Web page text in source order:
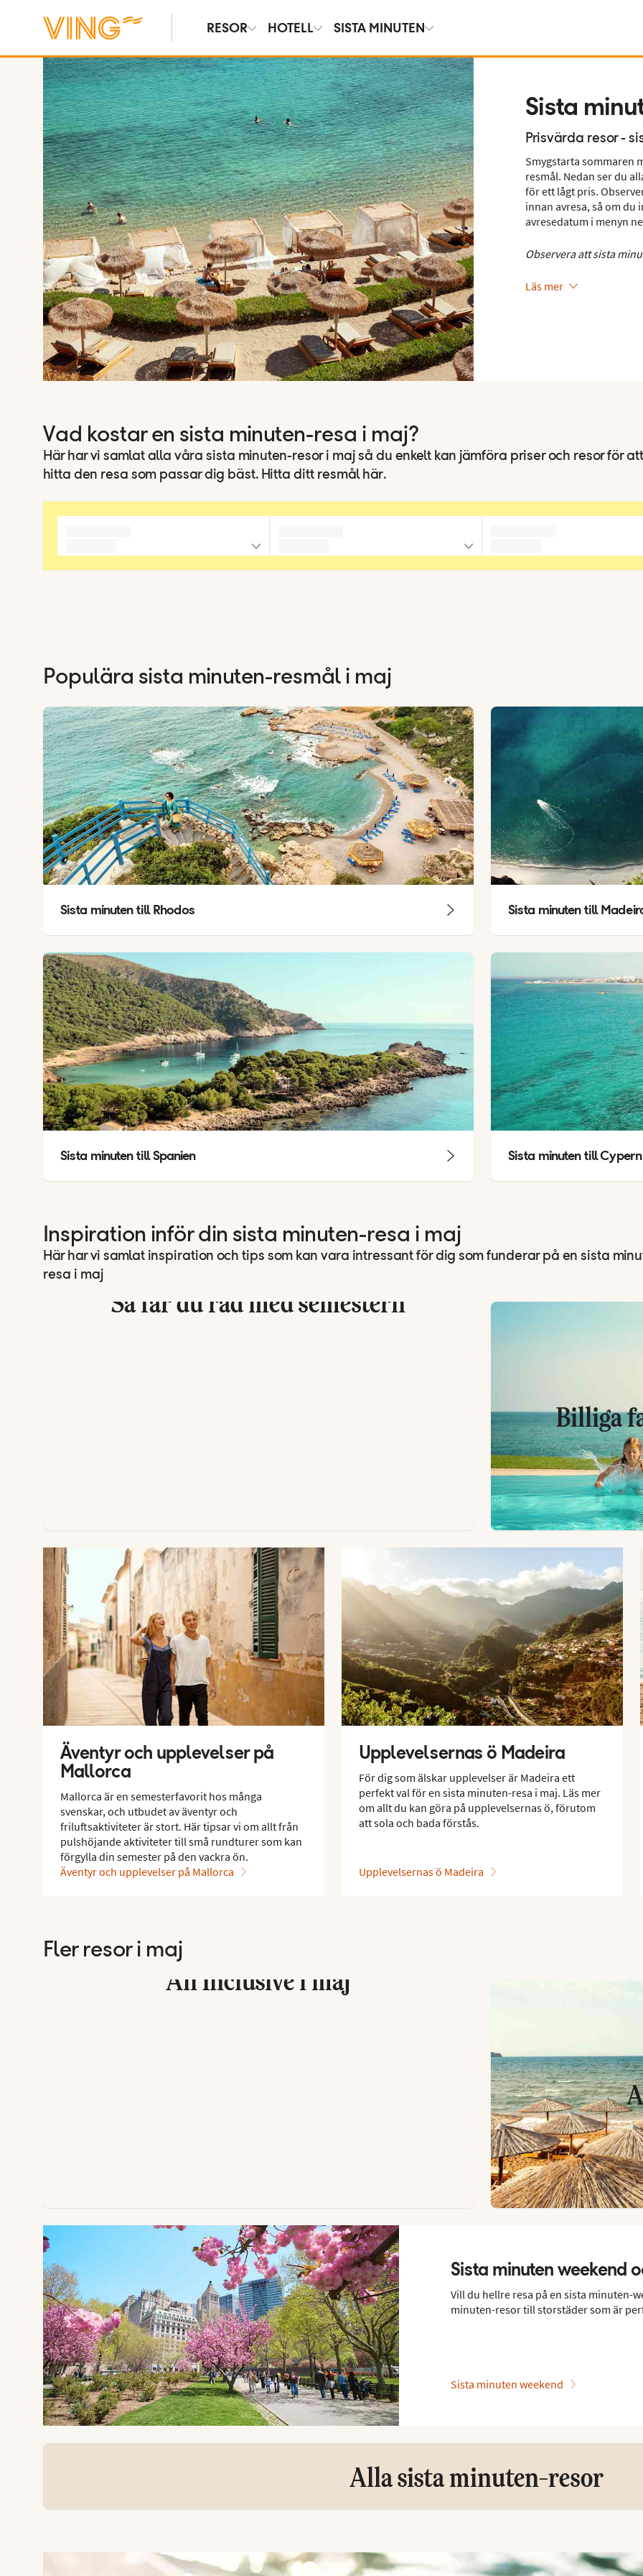
RESOR HOTELL SISTA MINUTEN
Sista
Prisvärda resor -
Smygstarta sommaren
resmål. Nedan ser du
för ett lågt pris.
innan avresa, så om du
avresedatum i menyn
Observera att sista
Läs mer
Vad kostar en sista minuten-resa i maj?
Här har vi samlat alla våra sista minuten-resor i maj så du enkelt kan jämföra priser och resor för att
hitta den resa som passar dig bäst. Hitta ditt resmål här.
Populära sista minuten-resmål i maj
Sista minuten till Rhodos Sista minuten till
Sista minuten till Spanien Sista minuten till Cypern
Inspiration inför din sista minuten-resa i maj
Här har vi samlat inspiration och tips som kan vara intressant för dig som funderar på en sista
resa i maj
Så får du råd med semestern
Billiga
Äventyr och upplevelser på
Mallorca
Mallorca är en semesterfavorit hos många
svenskar, och utbudet av äventyr och
friluftsaktiviteter är stort. Här tipsar vi om allt från
pulshöjande aktiviteter till små rundturer som kan
förgylla din semester på den vackra ön.
Äventyr och upplevelser på Mallorca
Upplevelsernas ö Madeira
För dig som älskar upplevelser är Madeira ett
perfekt val för en sista minuten-resa i maj. Läs mer
om allt du kan göra på upplevelsernas ö, förutom
att sola och bada förstås.
Upplevelsernas ö Madeira
Fler resor i maj
All Inclusive i maj
Sista minuten weekend
Vill du hellre resa på en sista minuten-
minuten-resor till storstäder som är
Sista minuten weekend
Alla sista minuten-resor